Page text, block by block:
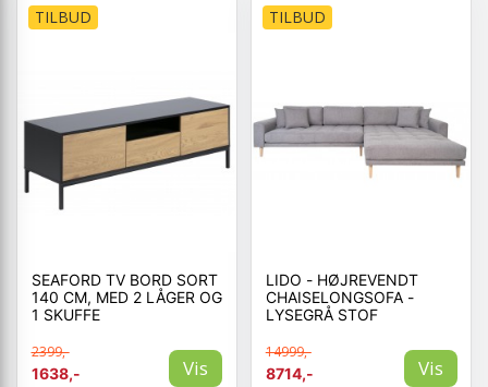
TILBUD
SEAFORD TV BORD SORT
140 CM, MED 2 LÅGER OG
1 SKUFFE
2399,-
1638,-
Vis
TILBUD
LIDO - HØJREVENDT
CHAISELONGSOFA -
LYSEGRÅ STOF
14999,-
8714,-
Vis